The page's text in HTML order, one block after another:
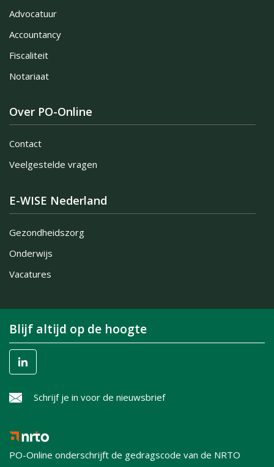
Advocatuur
Accountancy
Fiscaliteit
Notariaat
Over PO-Online
Contact
Veelgestelde vragen
E-WISE Nederland
Gezondheidszorg
Onderwijs
Vacatures
Blijf altijd op de hoogte
Schrijf je in voor de nieuwsbrief
PO-Online onderschrijft de gedragscode van de NRTO